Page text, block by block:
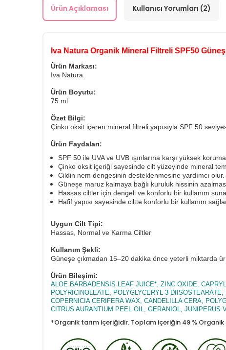
Ürün Açıklaması Kullanıcı Yorumları (2)
Iva Natura Organik Mineral Filtreli SPF50
Ürün Markası:
Iva Natura
Ürün Boyutu:
75 ml
Özet Bilgi:
Çinko oksit içeren mineral filtreli yapısıyla SPF 50
Ürün Faydaları:
SPF 50 ile UVA ve UVB ışınlarına karşı yüksek
Çinko oksit içeriği sayesinde cilt yüzeyinde mineral
Cildin nem dengesinin desteklenmesine yardımcı olur.
Güneşe maruz kalmaya bağlı kuruluk hissinin
Hassas ciltler için dengeli ve konforlu bir kullanım
Hafif yapısı sayesinde ciltte konforlu bir kullanım
Uygun Cilt Tipi:
Hassas, Normal ve Karma Ciltler
Kullanım Şekli:
Güneşe çıkmadan 15–20 dakika önce yeterli miktarda
Ürün Bileşimi:
ALOE BARBADENSIS LEAF JUICE*, ZINC OXIDE,
POLYRICINOLEATE, POLYGLYCERYL-3
COPERNICIA CERIFERA WAX, CANDELILLA CERA,
CITRUS AURANTIUM PEEL OIL, GERANIOL, JUNIPERUS
*Organik tarım içeriğidir. Toplam içeriğin 49 %